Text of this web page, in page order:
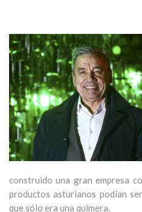
construido una gran empresa
productos asturianos podían
que sólo era una quimera.